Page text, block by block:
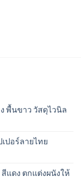
พื้นขาว วัสดุไวนิล
ปอร์ลายไทย
แดง ตกแต่งผนังให้